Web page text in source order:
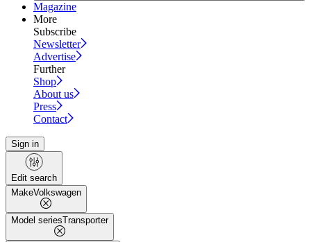
Magazine
More
Subscribe
Newsletter
Advertise
Further
Shop
About us
Press
Contact
Sign in
Edit search
MakeVolkswagen
Model seriesTransporter